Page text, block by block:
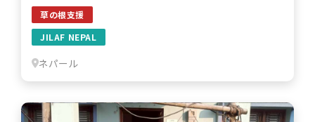
草の根支援
JILAF NEPAL
ネパール